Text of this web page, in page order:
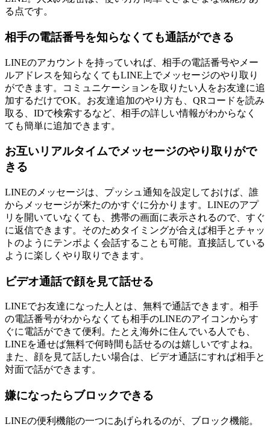
る点です。
相手の電話番号を知らなくても通話ができる
LINEのアカウントを持っていれば、相手の電話番号やメー
ルアドレスを知らなくてもLINE上でメッセージのやり取り
ができます。コミュニケーションを取りたい人をお友達に追
加するだけでOK。お友達追加のやり方も、QRコードを読み
取る、IDで検索するなど、相手の詳しい情報がわからなく
ても簡単に追加できます。
お互いリアルタイムでメッセージのやり取りがで
きる
LINEのメッセージは、プッシュ通知を設定しておけば、誰
からメッセージが来たのかすぐに分かります。LINEのアプ
リを開いていなくても、携帯の画面に表示されるので、すぐ
に返信できます。そのためタイミングが合えば相手とチャッ
トのようにテンポよく会話することも可能。直接話している
ように楽しくやり取りできます。
ビデオ通話で顔を見て話せる
LINEでお友達になった人とは、無料で通話できます。相手
の電話番号がわからなくても相手のLINEのアイコンからす
ぐに電話ができて便利。たとえ海外に住んでいる人でも、
LINEを通せば無料で何時間も話せるのは嬉しいですよね。
また、顔を見て話したい場合は、ビデオ通話にすれば相手と
対面で話ができます。
嫌になったらブロックできる
LINEの便利機能の一つにあげられるのが、ブロック機能。